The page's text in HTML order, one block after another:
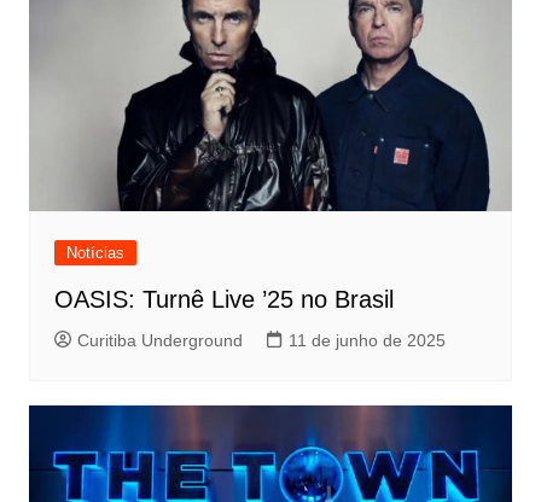
Notícias
OASIS: Turnê Live ’25 no Brasil
Curitiba Underground 11 de junho de 2025